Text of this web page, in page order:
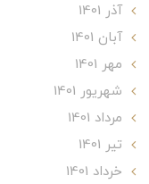
آذر 1401
آبان 1401
مهر 1401
شهریور 1401
مرداد 1401
تير 1401
خرداد 1401